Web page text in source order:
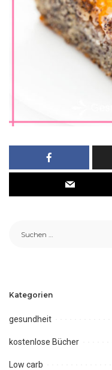
Kategorien
gesundheit
kostenlose Bücher
Low carb